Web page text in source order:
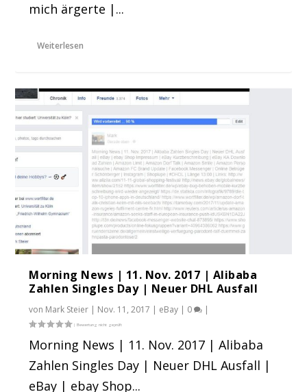
mich ärgerte |...
Weiterlesen
Morning News | 11. Nov. 2017 | Alibaba
Zahlen Singles Day | Neuer DHL Ausfall
von Mark Steier | Nov. 11, 2017 | eBay | 0 |
Morning News | 11. Nov. 2017 | Alibaba
Zahlen Singles Day | Neuer DHL Ausfall |
eBay | ebay Shop...